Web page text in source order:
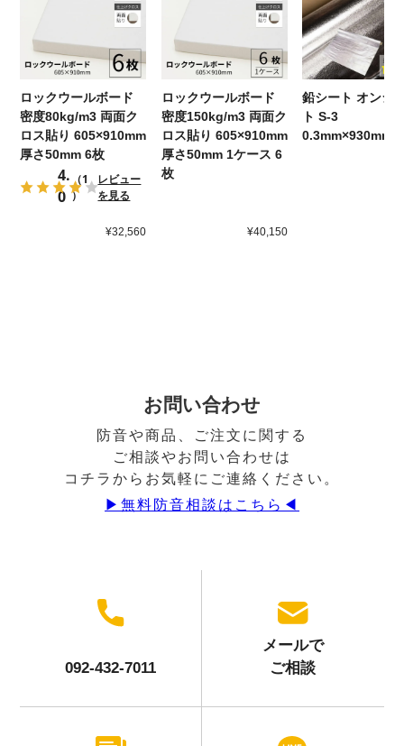
ロックウールボード
密度80kg/m3 両面ク
ロス貼り 605×910mm
厚さ50mm 6枚
4.
0
（1
）
レビュー
を見る
¥32,560
ロックウールボード
密度150kg/m3 両面ク
ロス貼り 605×910mm
厚さ50mm 1ケース 6
枚
¥40,150
鉛シート オンシ
ト S-3
お問い合わせ
防音や商品、ご注文に関する
ご相談やお問い合わせは
コチラからお気軽にご連絡ください。
▶︎無料防音相談はこちら◀︎
092-432-7011
メールで
ご相談